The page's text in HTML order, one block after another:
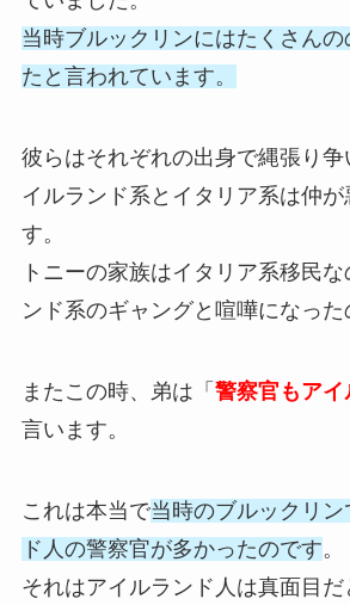
当時ブルックリンにはたくさん
たと言われています。
彼らはそれぞれの出身で縄張り
イルランド系とイタリア系は仲
す。
トニーの家族はイタリア系移民
ンド系のギャングと喧嘩になった
またこの時、弟は「 警察官もアイ
言います。
これは本当で当時のブルックリ
ド人の警察官が多かったのです。
それはアイルランド人は真面目